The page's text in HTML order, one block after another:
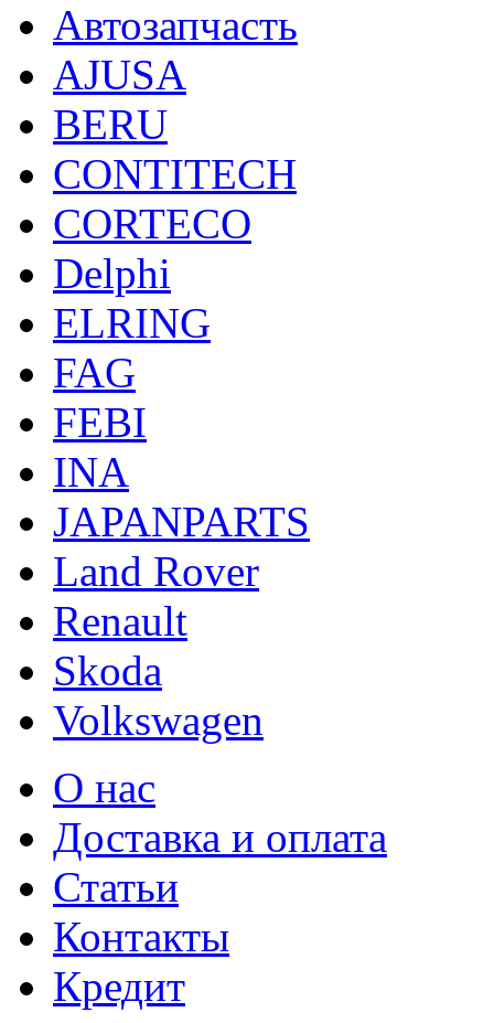
Автозапчасть
AJUSA
BERU
CONTITECH
CORTECO
Delphi
ELRING
FAG
FEBI
INA
JAPANPARTS
Land Rover
Renault
Skoda
Volkswagen
О нас
Доставка и оплата
Статьи
Контакты
Кредит